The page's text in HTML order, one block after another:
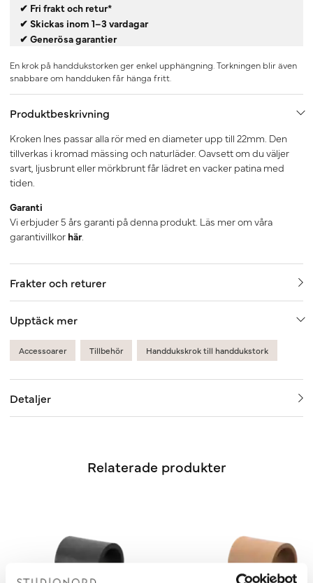
✔ Fri frakt och retur*
✔ Skickas inom 1–3 vardagar
✔ Generösa garantier
En krok på handdukstorken ger enkel upphängning. Torkningen blir även
snabbare om handduken får hänga fritt.
Produktbeskrivning
Kroken Ines passar alla rör med en diameter upp till 22mm. Den
tillverkas i kromad mässing och naturläder. Oavsett om du väljer
svart, ljusbrunt eller mörkbrunt får lädret en vacker patina med
tiden.
Garanti
Vi erbjuder 5 års garanti på denna produkt. Läs mer om våra
garantivillkor här.
Frakter och returer
Upptäck mer
Accessoarer Tillbehör Handdukskrok till handdukstork
Detaljer
Relaterade produkter